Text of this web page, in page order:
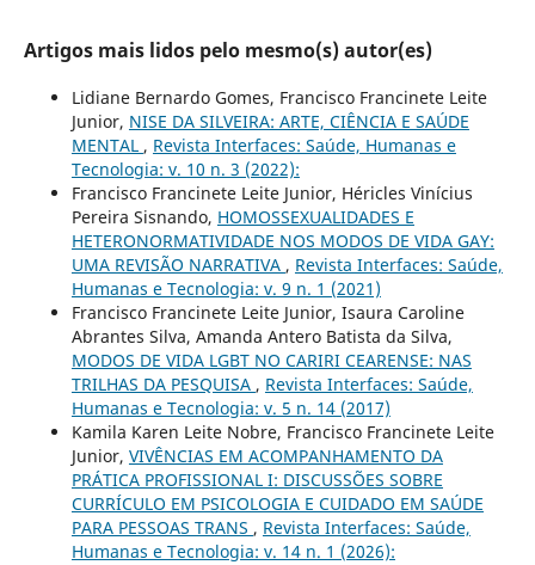
Artigos mais lidos pelo mesmo(s) autor(es)
Lidiane Bernardo Gomes, Francisco Francinete Leite
Junior, NISE DA SILVEIRA: ARTE, CIÊNCIA E SAÚDE
MENTAL , Revista Interfaces: Saúde, Humanas e
Tecnologia: v. 10 n. 3 (2022):
Francisco Francinete Leite Junior, Héricles Vinícius
Pereira Sisnando, HOMOSSEXUALIDADES E
HETERONORMATIVIDADE NOS MODOS DE VIDA GAY:
UMA REVISÃO NARRATIVA , Revista Interfaces: Saúde,
Humanas e Tecnologia: v. 9 n. 1 (2021)
Francisco Francinete Leite Junior, Isaura Caroline
Abrantes Silva, Amanda Antero Batista da Silva,
MODOS DE VIDA LGBT NO CARIRI CEARENSE: NAS
TRILHAS DA PESQUISA , Revista Interfaces: Saúde,
Humanas e Tecnologia: v. 5 n. 14 (2017)
Kamila Karen Leite Nobre, Francisco Francinete Leite
Junior, VIVÊNCIAS EM ACOMPANHAMENTO DA
PRÁTICA PROFISSIONAL I: DISCUSSÕES SOBRE
CURRÍCULO EM PSICOLOGIA E CUIDADO EM SAÚDE
PARA PESSOAS TRANS , Revista Interfaces: Saúde,
Humanas e Tecnologia: v. 14 n. 1 (2026):